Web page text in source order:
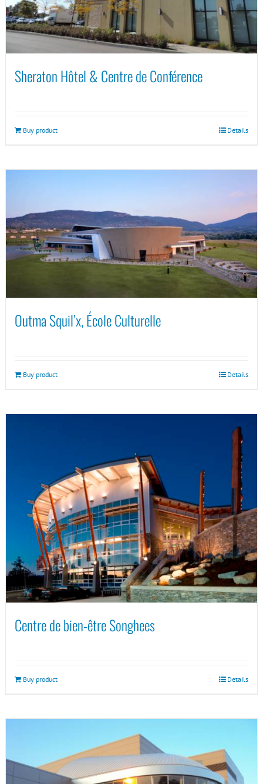
Sheraton Hôtel & Centre de Conférence
Buy product Details
Outma Squil’x, École Culturelle
Buy product Details
Centre de bien-être Songhees
Buy product Details